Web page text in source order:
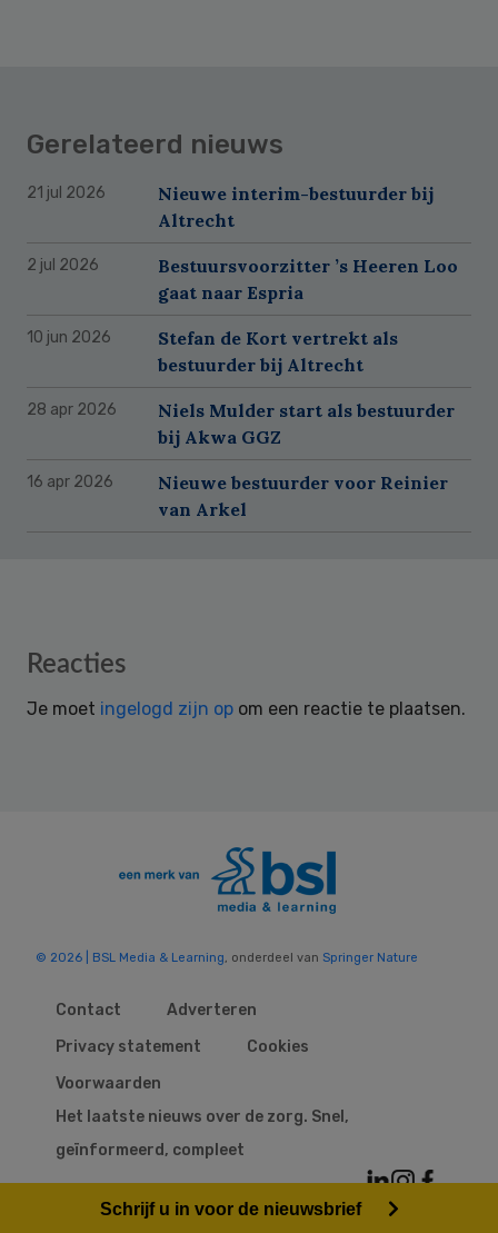
Gerelateerd nieuws
21 jul 2026
Nieuwe interim-bestuurder bij
Altrecht
2 jul 2026
Bestuursvoorzitter ’s Heeren Loo
gaat naar Espria
10 jun 2026
Stefan de Kort vertrekt als
bestuurder bij Altrecht
28 apr 2026
Niels Mulder start als bestuurder
bij Akwa GGZ
16 apr 2026
Nieuwe bestuurder voor Reinier
van Arkel
Reader
Reacties
Je moet ingelogd zijn op om een reactie te plaatsen.
© 2026 | BSL Media & Learning, onderdeel van Springer Nature
Contact
Adverteren
Privacy statement
Cookies
Voorwaarden
Het laatste nieuws over de zorg. Snel,
geïnformeerd, compleet
Schrijf u in voor de nieuwsbrief